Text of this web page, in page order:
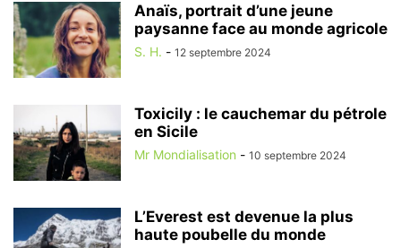
Anaïs, portrait d’une jeune
paysanne face au monde agricole
S. H. - 12 septembre 2024
Toxicily : le cauchemar du pétrole
en Sicile
Mr Mondialisation - 10 septembre 2024
L’Everest est devenue la plus
haute poubelle du monde